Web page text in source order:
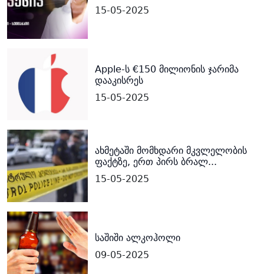
15-05-2025
Apple-ს €150 მილიონის ჯარიმა
დააკისრეს
15-05-2025
ახმეტაში მომხდარი მკვლელობის
ფაქტზე, ერთ პირს ბრალ...
15-05-2025
საშიში ალკოჰოლი
09-05-2025